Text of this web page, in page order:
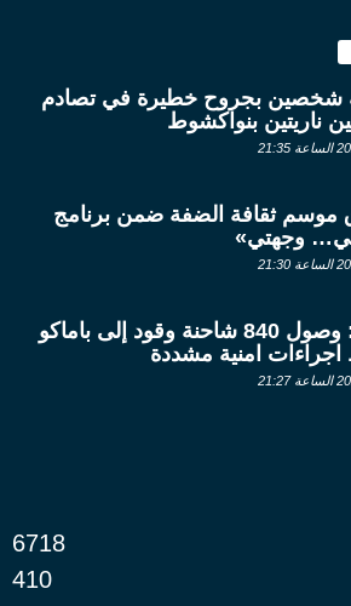
شخصين بجروح خطيرة في تصادم
ناريتين بنواكشوط
موسم ثقافة الضفة ضمن برنامج
وجهتي»
مالي: وصول 840 شاحنة وقود إلى باماكو
امنية مشددة
6718
410